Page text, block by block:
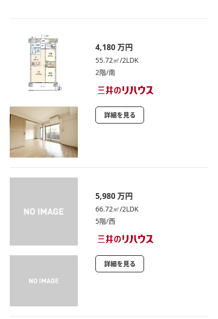
4,180 万円
55.72㎡/2LDK
2階/南
詳細を見る
5,980 万円
66.72㎡/2LDK
5階/西
詳細を見る